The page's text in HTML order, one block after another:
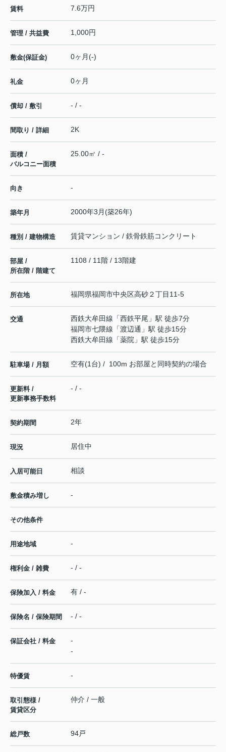
賃料 7.6万円
管理 / 共益費 1,000円
敷金(保証金) 0ヶ月(-)
礼金 0ヶ月
償却 / 敷引 - / -
間取り / 詳細 2K
面積 /
バルコニー面積
25.00㎡ / -
向き -
築年月 2000年3月(築26年)
種別 / 建物構造 賃貸マンション / 鉄骨鉄筋コンクリート
部屋 /
所在階 / 階建て
1108 / 11階 / 13階建
所在地 福岡県福岡市中央区高砂２丁目11-5
交通 西鉄大牟田線 「西鉄平尾 」駅 徒歩7分
福岡市七隈線 「渡辺通 」駅 徒歩15分
西鉄大牟田線 「薬院 」駅 徒歩15分
駐車場 / 月額 空有(1台) / 100m お部屋と同時契約の場合
更新料 /
更新事務手数料
- / -
契約期間 2年
現況 居住中
入居可能日 相談
敷金積み増し -
その他条件
用途地域 -
権利金 / 雑費 - / -
保険加入 / 料金 有 / -
保険名 / 保険期間 - / -
保証会社 / 料金
-
-
特優賃 -
取引態様 /
賃貸区分
仲介 / 一般
総戸数 94戸